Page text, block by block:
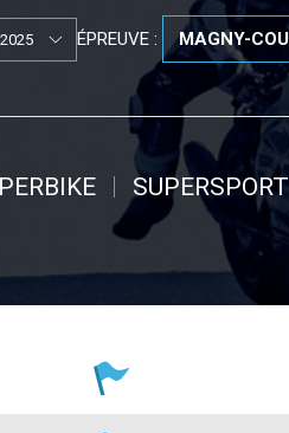
ÉPREUVE :
SUPERSPORT